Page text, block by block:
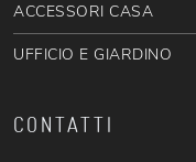
ACCESSORI CASA
UFFICIO E GIARDINO
CONTATTI